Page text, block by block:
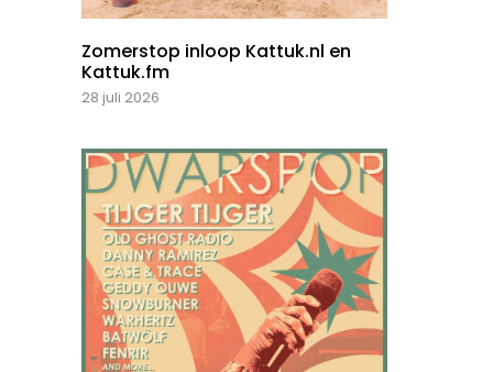
Zomerstop inloop Kattuk.nl en
Kattuk.fm
28 juli 2026